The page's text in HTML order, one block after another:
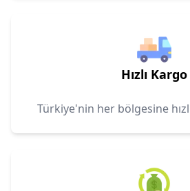
Hızlı Kargo
Türkiye'nin her bölgesine